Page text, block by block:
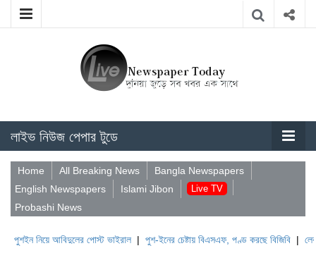
লাইভ নিউজ পেপার টুডে
Home All Breaking News
Bangla Newspapers
English Newspapers
Islami Jibon Live TV
Probashi News
আবিদুলের পোস্ট ভাইরাল|পুশ-ইনের চেষ্টায় বিএসএফ, পণ্ড করছে বিজিবি|লেবাননের